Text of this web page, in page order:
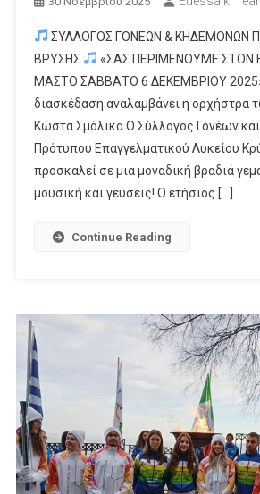
ΣΥΛΛΟΓΟΣ ΓΟΝΕΩΝ & ΚΗΔΕΜΟΝΩΝ
ΒΡΥΣΗΣ
«ΣΑΣ ΠΕΡΙΜΕΝΟΥΜΕ ΣΤΟΝ
ΜΑΣΤΟ ΣΑΒΒΑΤΟ 6 ΔΕΚΕΜΒΡΙΟΥ
διασκέδαση αναλαμβάνει η ορχήστρα
Κώστα Σμόλικα Ο Σύλλογος Γονέων
Πρότυπου Επαγγελματικού Λυκείου
προσκαλεί σε μια μοναδική βραδιά
μουσική και γεύσεις! Ο ετήσιος […]
Continue Reading